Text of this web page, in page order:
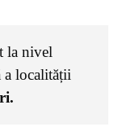
la nivel
localității